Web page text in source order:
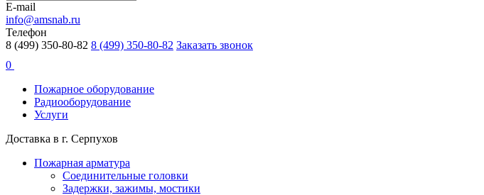
E-mail
info@amsnab.ru
Телефон
8 (499) 350-80-82 8 (499) 350-80-82 Заказать звонок
0
Пожарное оборудование
Радиооборудование
Услуги
Доставка в г. Серпухов
Пожарная арматура
Соединительные головки
Задержки, зажимы, мостики